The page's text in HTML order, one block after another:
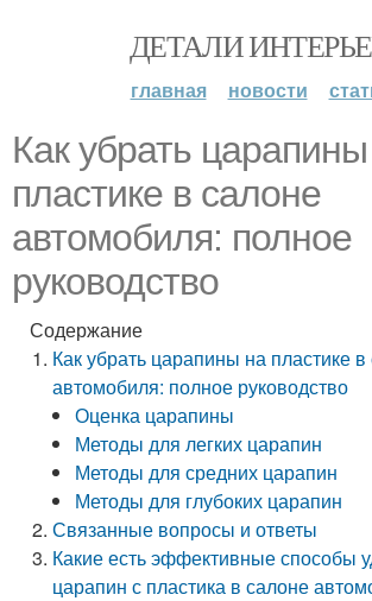
ДЕТАЛИ
главная новости
Как убрать
пластике в салоне
автомобиля: полное
руководство
Содержание
Как убрать царапины на пластике
автомобиля: полное руководство
Оценка царапины
Методы для легких царапин
Методы для средних царапин
Методы для глубоких царапин
Связанные вопросы и ответы
Какие есть эффективные способы
царапин с пластика в салоне